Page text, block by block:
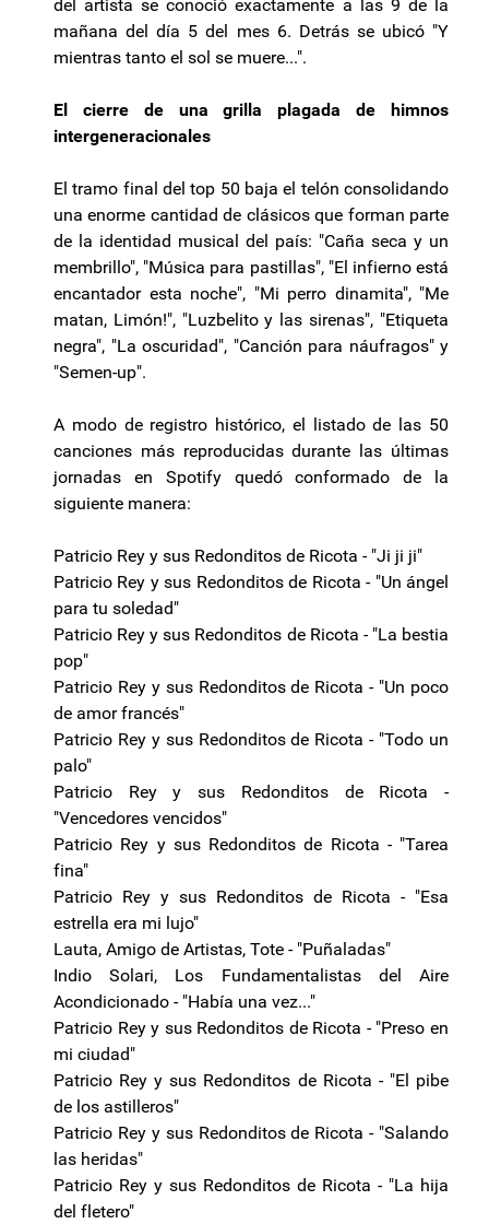
del artista se conoció exactamente a las 9 de la
mañana del día 5 del mes 6. Detrás se ubicó "Y
mientras tanto el sol se muere...".
El cierre de una grilla plagada de himnos
intergeneracionales
El tramo final del top 50 baja el telón consolidando
una enorme cantidad de clásicos que forman parte
de la identidad musical del país: "Caña seca y un
membrillo", "Música para pastillas", "El infierno está
encantador esta noche", "Mi perro dinamita", "Me
matan, Limón!", "Luzbelito y las sirenas", "Etiqueta
negra", "La oscuridad", "Canción para náufragos" y
"Semen-up".
A modo de registro histórico, el listado de las 50
canciones más reproducidas durante las últimas
jornadas en Spotify quedó conformado de la
siguiente manera:
Patricio Rey y sus Redonditos de Ricota - "Ji ji ji"
Patricio Rey y sus Redonditos de Ricota - "Un ángel
para tu soledad"
Patricio Rey y sus Redonditos de Ricota - "La bestia
pop"
Patricio Rey y sus Redonditos de Ricota - "Un poco
de amor francés"
Patricio Rey y sus Redonditos de Ricota - "Todo un
palo"
Patricio Rey y sus Redonditos de Ricota -
"Vencedores vencidos"
Patricio Rey y sus Redonditos de Ricota - "Tarea
fina"
Patricio Rey y sus Redonditos de Ricota - "Esa
estrella era mi lujo"
Lauta, Amigo de Artistas, Tote - "Puñaladas"
Indio Solari, Los Fundamentalistas del Aire
Acondicionado - "Había una vez..."
Patricio Rey y sus Redonditos de Ricota - "Preso en
mi ciudad"
Patricio Rey y sus Redonditos de Ricota - "El pibe
de los astilleros"
Patricio Rey y sus Redonditos de Ricota - "Salando
las heridas"
Patricio Rey y sus Redonditos de Ricota - "La hija
del fletero"